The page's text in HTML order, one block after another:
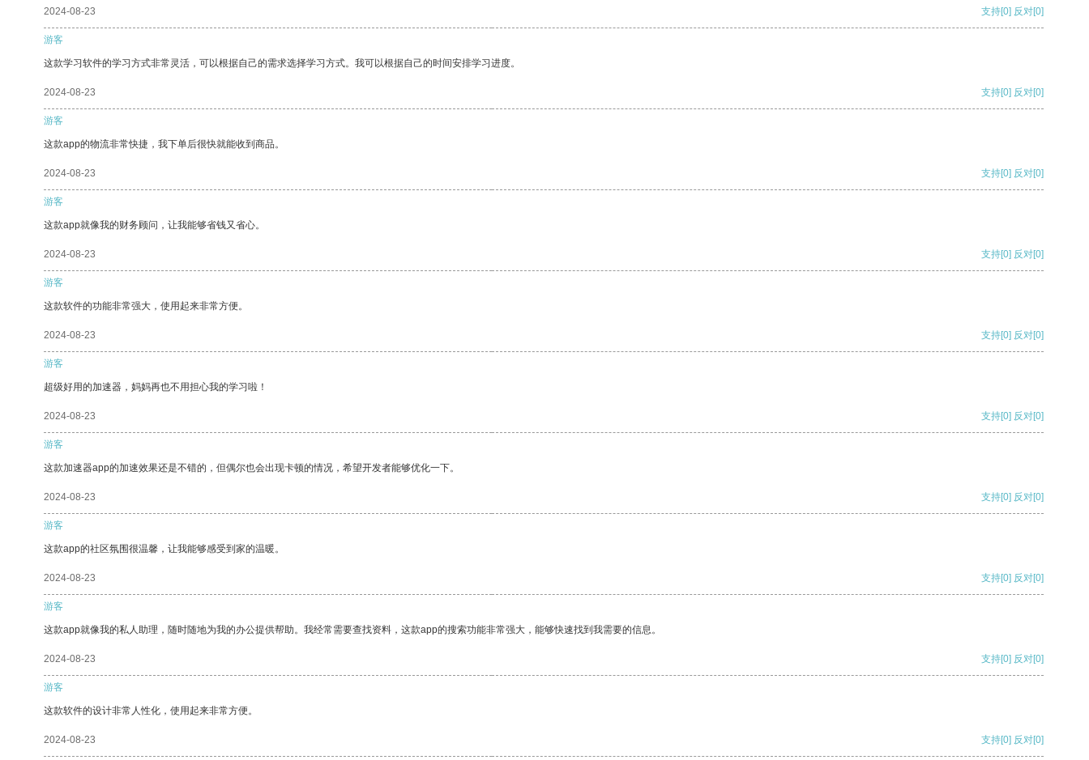
2024-08-23 支持[0] 反对[0]
游客
这款学习软件的学习方式非常灵活，可以根据自己的需求选择学习方式。我可以根据自己的时间安排学习进度。
2024-08-23 支持[0] 反对[0]
游客
这款app的物流非常快捷，我下单后很快就能收到商品。
2024-08-23 支持[0] 反对[0]
游客
这款app就像我的财务顾问，让我能够省钱又省心。
2024-08-23 支持[0] 反对[0]
游客
这款软件的功能非常强大，使用起来非常方便。
2024-08-23 支持[0] 反对[0]
游客
超级好用的加速器，妈妈再也不用担心我的学习啦！
2024-08-23 支持[0] 反对[0]
游客
这款加速器app的加速效果还是不错的，但偶尔也会出现卡顿的情况，希望开发者能够优化一下。
2024-08-23 支持[0] 反对[0]
游客
这款app的社区氛围很温馨，让我能够感受到家的温暖。
2024-08-23 支持[0] 反对[0]
游客
这款app就像我的私人助理，随时随地为我的办公提供帮助。我经常需要查找资料，这款app的搜索功能非常强大，能够快速找到我需要的信息。
2024-08-23 支持[0] 反对[0]
游客
这款软件的设计非常人性化，使用起来非常方便。
2024-08-23 支持[0] 反对[0]